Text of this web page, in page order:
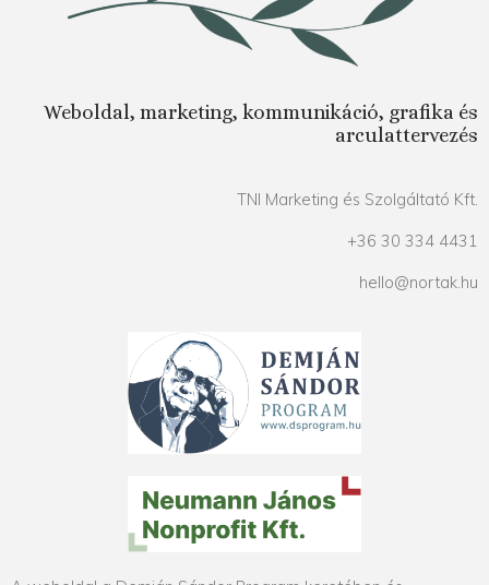
Weboldal, marketing, kommunikáció, grafika és
arculattervezés
TNI Marketing és Szolgáltató Kft.
+36 30 334 4431
hello@nortak.hu